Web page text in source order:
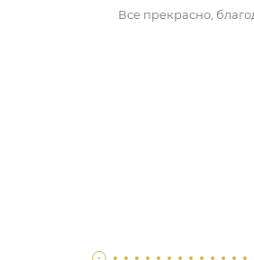
Все прекрасно,